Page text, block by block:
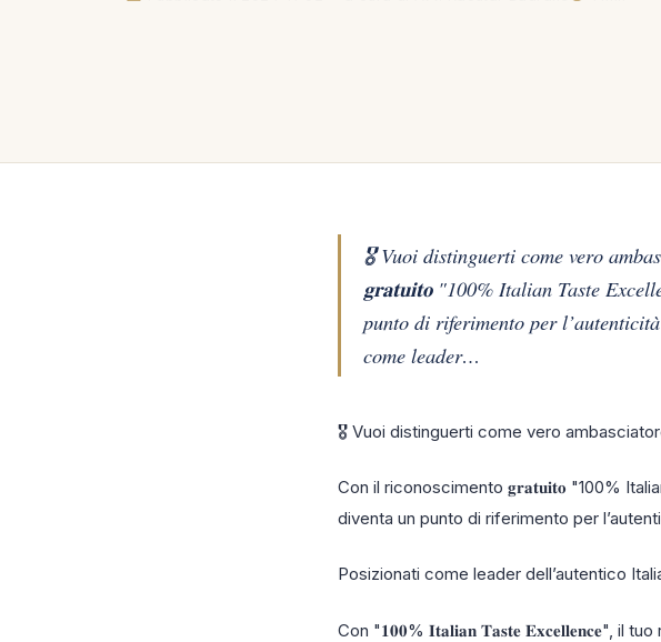
🎖️ Vuoi distinguerti come vero
𝐠𝐫𝐚𝐭𝐮𝐢𝐭𝐨 "100% Italian Taste
punto di riferimento per
come leader…
🎖️ Vuoi distinguerti come vero
Con il riconoscimento 𝐠𝐫𝐚𝐭𝐮𝐢𝐭𝐨 "100%
diventa un punto di riferimento per
Posizionati come leader dell’autentico
Con "𝟏𝟎𝟎% 𝐈𝐭𝐚𝐥𝐢𝐚𝐧 𝐓𝐚𝐬𝐭𝐞 𝐄𝐱𝐜𝐞𝐥𝐥𝐞𝐧𝐜𝐞", il